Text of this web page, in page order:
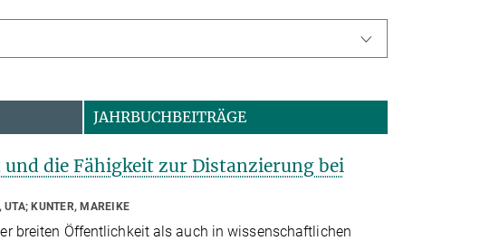
JAHRBUCHBEITRÄGE
die Fähigkeit zur Distanzierung bei
UTA; KUNTER, MAREIKE
breiten Öffentlichkeit als auch in wissenschaftlichen